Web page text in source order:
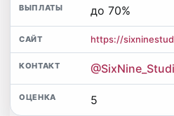
до 70%
https://
5